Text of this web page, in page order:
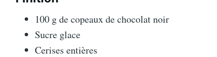
100 g de copeaux de chocolat noir
Sucre glace
Cerises entières